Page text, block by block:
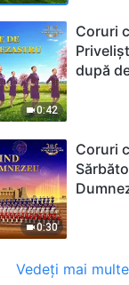
0:42
Coruri
după
0:30
Coruri
Vedeți mai multe